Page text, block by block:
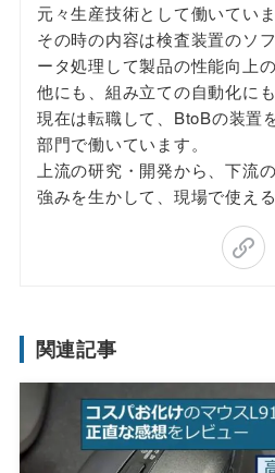
元々生産技術として働いていま
その時の内容は検査装置のソ
ータ処理して製品の性能向上
他にも、組み立ての自動化に
現在は転職して、BtoBの装置
部門で働いています。
上流の研究・開発から、下流
強みを生かして、現場で使え
関連記事